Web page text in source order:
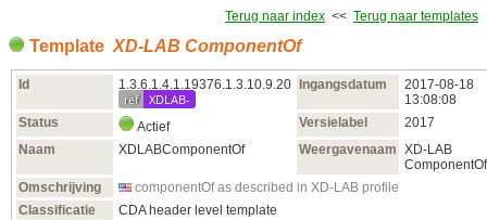
Terug naar index << Terug naar templates
Template XD-LAB ComponentOf
Id 1.3.6.1.4.1.19376.1.3.10.9.20
ref XDLAB-
Ingangsdatum
2017‑08‑18
13:08:08
Status
Actief Versielabel
2017
Naam
XDLABComponentOf Weergavenaam XD-LAB
ComponentOf
Omschrijving
componentOf as described in XD-LAB profile
Classificatie
CDA header level template